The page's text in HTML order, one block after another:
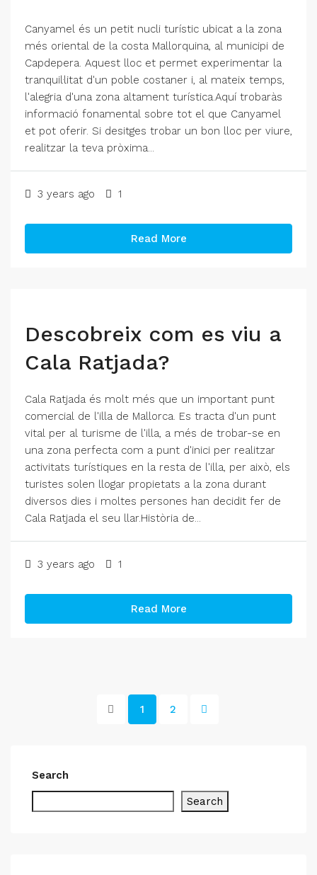
Canyamel és un petit nucli turístic ubicat a la zona
més oriental de la costa Mallorquina, al municipi de
Capdepera. Aquest lloc et permet experimentar la
tranquil·litat d'un poble costaner i, al mateix temps,
l'alegria d'una zona altament turística.Aquí trobaràs
informació fonamental sobre tot el que Canyamel
et pot oferir. Si desitges trobar un bon lloc per viure,
realitzar la teva pròxima...
3 years ago 1
Read More
Descobreix com es viu a
Cala Ratjada?
Cala Ratjada és molt més que un important punt
comercial de l'illa de Mallorca. Es tracta d'un punt
vital per al turisme de l'illa, a més de trobar-se en
una zona perfecta com a punt d'inici per realitzar
activitats turístiques en la resta de l'illa, per això, els
turistes solen llogar propietats a la zona durant
diversos dies i moltes persones han decidit fer de
Cala Ratjada el seu llar.Història de...
3 years ago 1
Read More
1 2
Search
Search